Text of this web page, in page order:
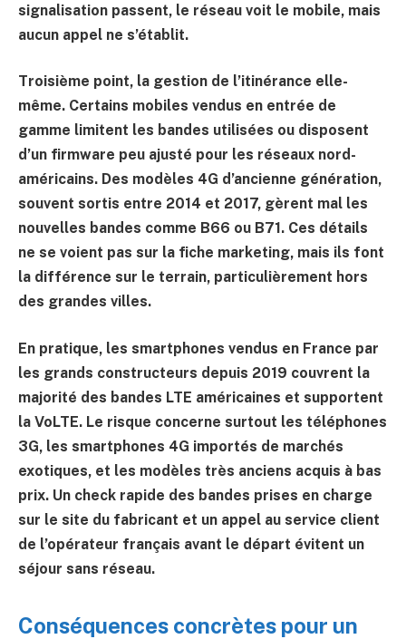
signalisation passent, le réseau voit le mobile, mais
aucun appel ne s’établit.
Troisième point, la gestion de l’itinérance elle-
même. Certains mobiles vendus en entrée de
gamme limitent les bandes utilisées ou disposent
d’un firmware peu ajusté pour les réseaux nord-
américains. Des modèles 4G d’ancienne génération,
souvent sortis entre 2014 et 2017, gèrent mal les
nouvelles bandes comme B66 ou B71. Ces détails
ne se voient pas sur la fiche marketing, mais ils font
la différence sur le terrain, particulièrement hors
des grandes villes.
En pratique, les smartphones vendus en France par
les grands constructeurs depuis 2019 couvrent la
majorité des bandes LTE américaines et supportent
la VoLTE. Le risque concerne surtout les téléphones
3G, les smartphones 4G importés de marchés
exotiques, et les modèles très anciens acquis à bas
prix. Un check rapide des bandes prises en charge
sur le site du fabricant et un appel au service client
de l’opérateur français avant le départ évitent un
séjour sans réseau.
Conséquences concrètes pour un